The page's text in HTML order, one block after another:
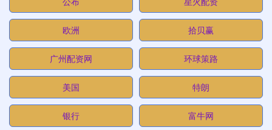
欧洲 拾贝赢
广州配资网 环球策路
美国 特朗
银行 富牛网